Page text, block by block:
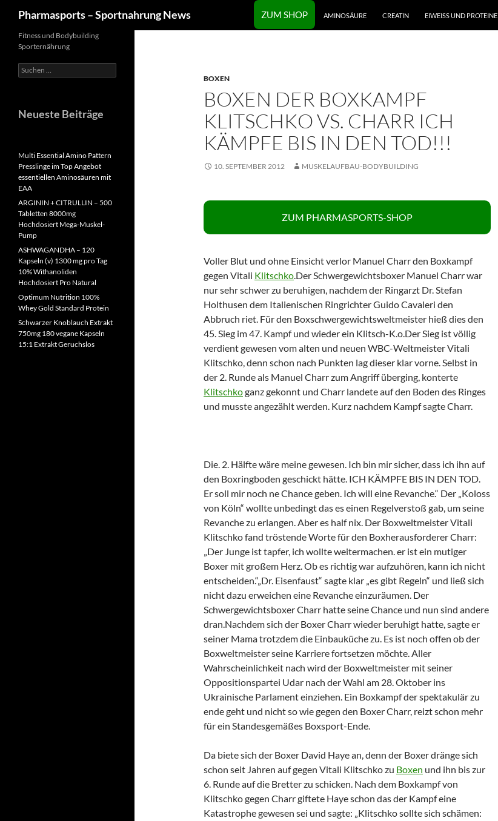
Inhalt
springen
Pharmasports – Sportnahrung News ZUM SHOP AMINOSÄURE CREATIN EIWEISS UND PROTEINE
BOXEN
BOXEN DER BOXKAMPF
KLITSCHKO VS. CHARR ICH
KÄMPFE BIS IN DEN TOD!!!
10. SEPTEMBER 2012 MUSKELAUFBAU-BODYBUILDING
ZUM PHARMASPORTS-SHOP
Voller Blut und ohne Einsicht verlor Manuel Charr den Boxkampf
gegen Vitali Klitschko.Der Schwergewichtsboxer Manuel Charr war
nur sehr schwer zu beruhigen, nachdem der Ringarzt Dr. Stefan
Holthusen dem Italienischen Ringrichter Guido Cavaleri den
Abbruch riet. Für den Boxschwergewichtsweltmeister hieß dies den
45. Sieg im 47. Kampf und wieder ein Klitsch-K.o.Der Sieg ist völlig
verdient gewesen vom alten und neuen WBC-Weltmeister Vitali
Klitschko, denn schon nach Punkten lag dieser klar vorne. Selbst in
der 2. Runde als Manuel Charr zum Angriff überging, konterte
Klitschkoganz gekonnt und Charr landete auf den Boden des Ringes
und musste angezählt werden. Kurz nachdem Kampf sagte Charr.
Die. 2. Hälfte wäre meine gewesen. Ich bin mir sicher, dass ich ihn auf
den Boxringboden geschickt hätte. ICH KÄMPFE BIS IN DEN TOD.
Er soll mir noch ne Chance geben. Ich will eine Revanche.“ Der „Koloss
von Köln“ wollte unbedingt das es einen Regelverstoß gab, um seine
Revanche zu erlangen. Aber es half nix. Der Boxweltmeister Vitali
Klitschko fand tröstende Worte für den Boxherausforderer Charr:
„Der Junge ist tapfer, ich wollte weitermachen. er ist ein mutiger
Boxer mit großem Herz. Ob es richtig war aufzuhören, kann ich nicht
entscheiden.“„Dr. Eisenfaust“ sagte klar „es gibt Regeln“ und ließ sich
nicht dazu erweichen eine Revanche einzuräumen. Der
Schwergewichtsboxer Charr hatte seine Chance und nun sind andere
dran.Nachdem sich der Boxer Charr wieder beruhigt hatte, sagte er
seiner Mama trotzdem die Einbauküche zu. Es ist noch offen ob der
Boxweltmeister seine Karriere fortsetzen möchte. Aller
Wahrscheinlichkeit nach wird der Boxweltmeister mit seiner
Oppositionspartei Udar nach der Wahl am 28. Oktober ins
Ukrainische Parlament einziehen. Ein Boxkampf der spektakulär zu
ende geht und nicht so wie gegen den Boxer Charr, reizt schon mehr
für ein Standesgemäßes Boxsport-Ende.
Da biete sich der Boxer David Haye an, denn der Boxer dränge sich
schon seit Jahren auf gegen Vitali Klitschko zu Boxen und ihn bis zur
6. Runde auf die Bretter zu schicken. Nach dem Boxkampf von
Klitschko gegen Charr giftete Haye schon das der Kampf eine
Katastrophe gewesen sei und sagte: „Klitschko sollte sich schämen:
Fitness und Bodybuilding
Sporternährung
Suchen
nach:
Neueste Beiträge
Multi Essential Amino Pattern
Presslinge im Top Angebot
essentiellen Aminosäuren mit
EAA
ARGININ + CITRULLIN – 500
Tabletten 8000mg
Hochdosiert Mega-Muskel-
Pump
ASHWAGANDHA – 120
Kapseln (v) 1300 mg pro Tag
10% Withanoliden
Hochdosiert Pro Natural
Optimum Nutrition 100%
Whey Gold Standard Protein
Schwarzer Knoblauch Extrakt
750mg 180 vegane Kapseln
15:1 Extrakt Geruchslos